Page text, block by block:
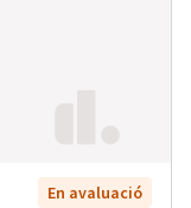
En avaluació